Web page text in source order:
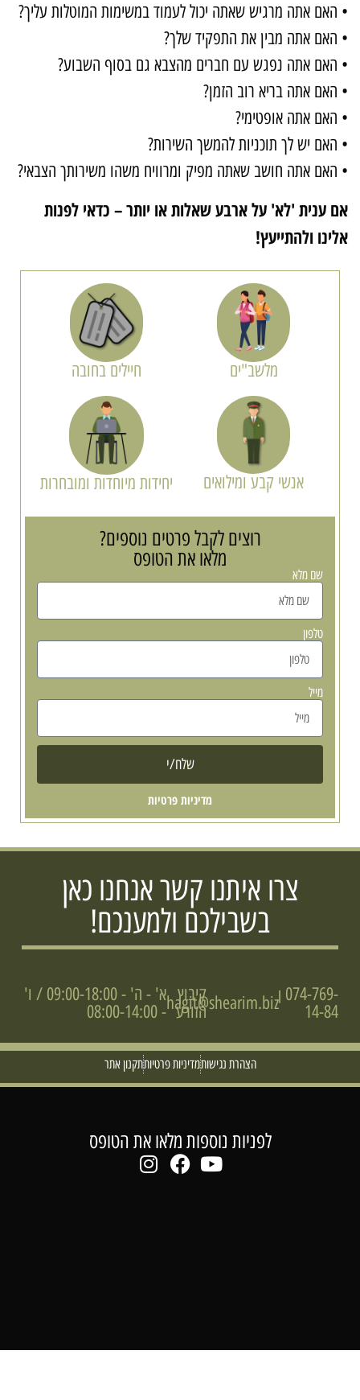
האם אתה מרגיש שאתה יכול לעמוד במשימות המוטלות עליך?
האם אתה מבין את התפקיד שלך?
האם אתה נפגש עם חברים מהצבא גם בסוף השבוע?
האם אתה בריא רוב הזמן?
האם אתה אופטימי?
האם יש לך תוכניות להמשך השירות?
האם אתה חושב שאתה מפיק ומרוויח משהו משירותך הצבאי?
ענית 'לא' על ארבע שאלות או יותר – כדאי לפנות
ולהתייעץ!
מלשב"ים חיילים בחובה
אנשי קבע ומילואים יחידות מיוחדות ומובחרות
רוצים לקבל פרטים נוספים?
מלאו את הטופס
שם מלא
טלפון
שלח/י
מדיניות פרטיות
צרו איתנו קשר אנחנו כאן
בשבילכם ולמענכם!
074-769-
14-84
|
hagit@shearim.biz
קיבוץ
הזורע
א' - ה' - 09:00-18:00 / ו'
- 08:00-14:00
הצהרת נגישותמדיניות פרטיותתקנון אתר
לפניות נוספות מלאו את הטופס